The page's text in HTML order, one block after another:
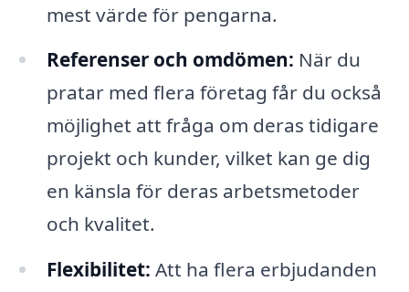
mest värde för pengarna.
Referenser och omdömen: När du
pratar med flera företag får du också
möjlighet att fråga om deras tidigare
projekt och kunder, vilket kan ge dig
en känsla för deras arbetsmetoder
och kvalitet.
Flexibilitet: Att ha flera erbjudanden